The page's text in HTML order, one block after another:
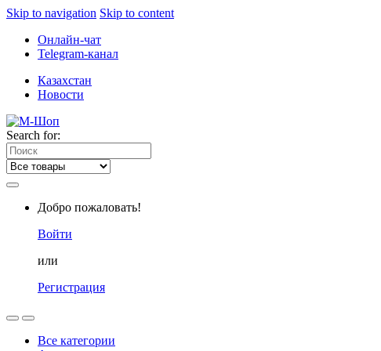
Skip to navigation Skip to content
Онлайн-чат
Telegram-канал
Казахстан
Новости
Search for:
Добро пожаловать!
Войти
или
Регистрация
Все категории